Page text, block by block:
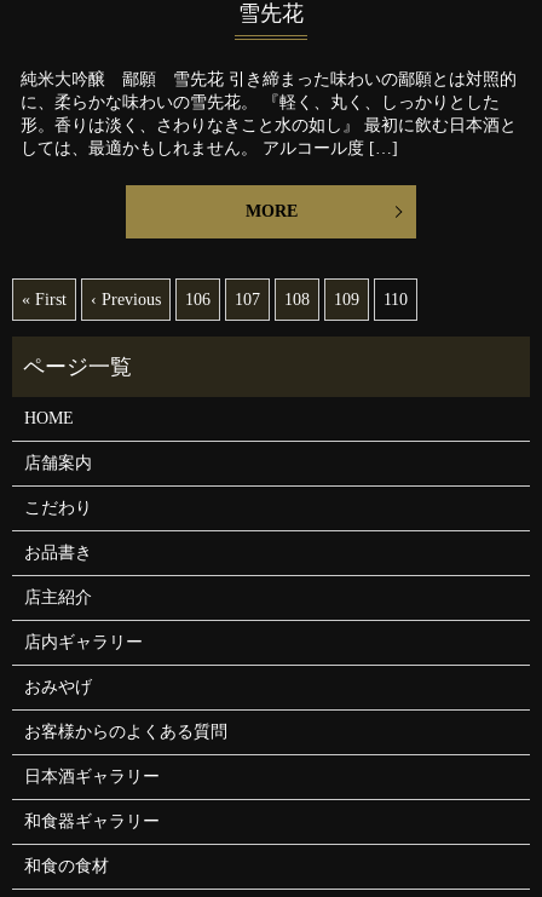
雪先花
純米大吟醸 鄙願 雪先花 引き締まった味わいの鄙願とは対照的
に、柔らかな味わいの雪先花。 『軽く、丸く、しっかりとした
形。香りは淡く、さわりなきこと水の如し』 最初に飲む日本酒と
しては、最適かもしれません。 アルコール度 […]
MORE
« First ‹ Previous 106 107 108 109 110
HOME
店舗案内
こだわり
お品書き
店主紹介
店内ギャラリー
おみやげ
お客様からのよくある質問
日本酒ギャラリー
和食器ギャラリー
和食の食材